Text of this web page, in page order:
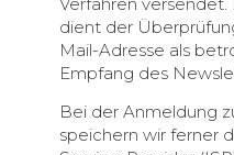
dient der
Mail-Adresse als
Empfang des
Bei der Anmeldung
speichern wir ferner